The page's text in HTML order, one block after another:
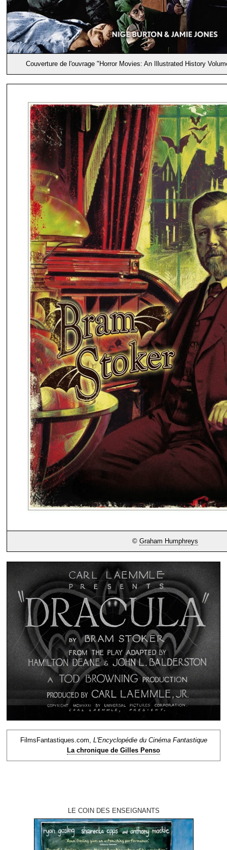
Couverture de l'ouvrage "Horror Movies: An Illustrated History
© Graham Humphreys
FilmsFantastiques.com, L'Encyclopédie du Cinéma Fantastique
La chronique de Gilles Penso
LE COIN DES ENSEIGNANTS